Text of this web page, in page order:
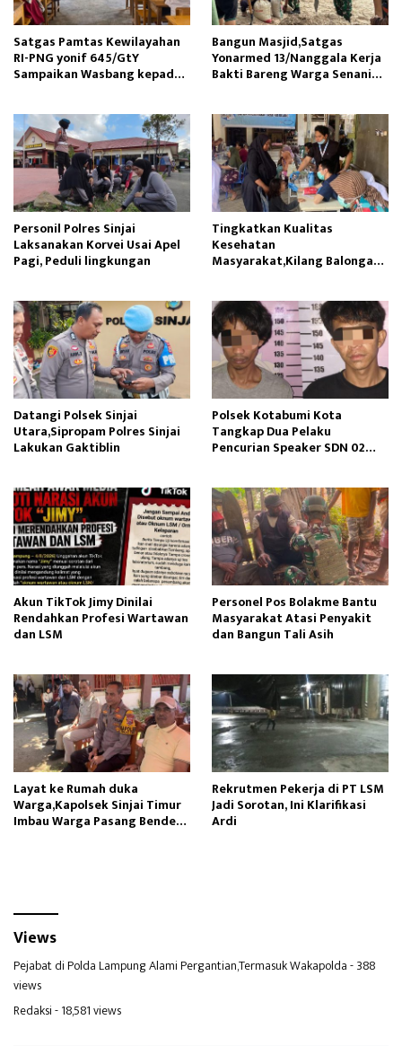
Satgas Pamtas Kewilayahan
RI-PNG yonif 645/GtY
Sampaikan Wasbang kepada
Bangun Masjid,Satgas
Yonarmed 13/Nanggala Kerja
Bakti Bareng Warga Senaning
Personil Polres Sinjai
Laksanakan Korvei Usai Apel
Pagi, Peduli lingkungan
Tingkatkan Kualitas
Kesehatan
Masyarakat,Kilang Balongan
Datangi Polsek Sinjai
Utara,Sipropam Polres Sinjai
Lakukan Gaktiblin
Polsek Kotabumi Kota
Tangkap Dua Pelaku
Pencurian Speaker SDN 02
Akun TikTok Jimy Dinilai
Rendahkan Profesi Wartawan
dan LSM
Personel Pos Bolakme Bantu
Masyarakat Atasi Penyakit
dan Bangun Tali Asih
Layat ke Rumah duka
Warga,Kapolsek Sinjai Timur
Imbau Warga Pasang Bendera
Rekrutmen Pekerja di PT LSM
Jadi Sorotan, Ini Klarifikasi
Ardi
Views
Pejabat di Polda Lampung Alami Pergantian,Termasuk Wakapolda- 388
views
Redaksi- 18,581 views